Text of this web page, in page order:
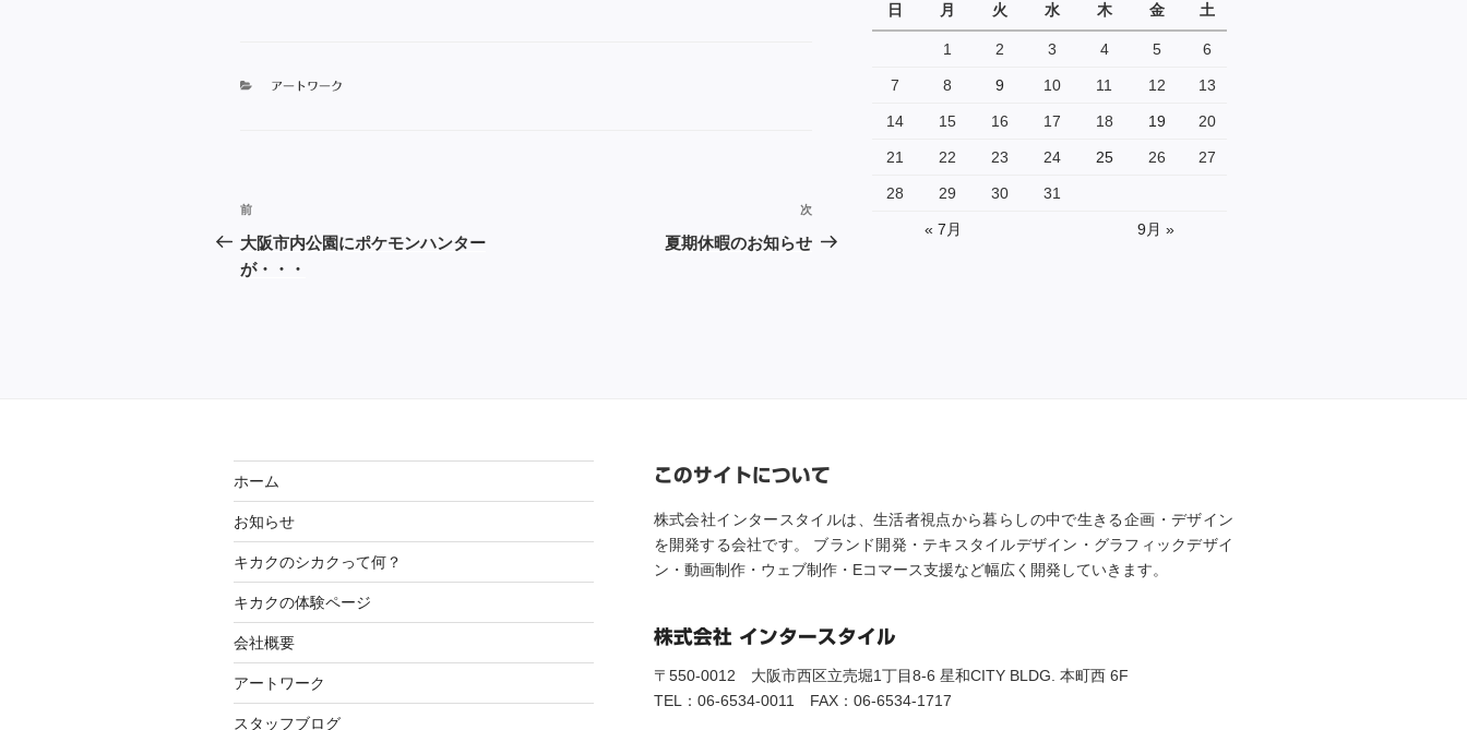
カ
アートワーク
投
稿
ナ
ョ
ン
前
の
投
前
大阪市内公園にポケモンハンター
が・・・
次
の
次
夏期休暇のお知らせ
日
月 火 水 木 金 土
1 2 3 4 5 6
7 8 9 10 11 12 13
14 15 16 17 18 19 20
21 22 23 24 25 26 27
28 29 30 31
« 7月 9月 »
ホーム
お知らせ
キカクのシカクって何？
キカクの体験ページ
会社概要
アートワーク
スタッフブログ
このサイトについて
株式会社インタースタイルは、生活者視点から暮らしの中で生きる企画・デザイン
を開発する会社です。 ブランド開発・テキスタイルデザイン・グラフィックデザイ
ン・動画制作・ウェブ制作・Eコマース支援など幅広く開発していきます。
株式会社 インタースタイル
〒550-0012 大阪市西区立売堀1丁目8-6 星和CITY BLDG. 本町西 6F
TEL：06-6534-0011 FAX：06-6534-1717